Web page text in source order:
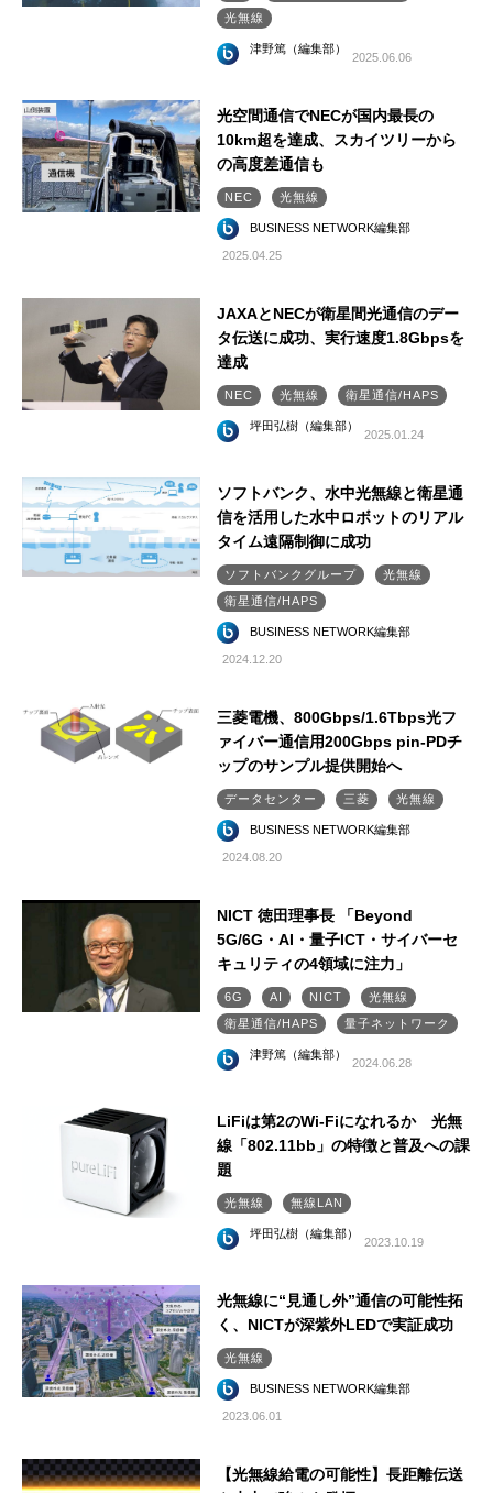
光無線
津野篤（編集部）
2025.06.06
光空間通信でNECが国内最長の
10km超を達成、スカイツリーから
の高度差通信も
NEC 光無線
BUSINESS NETWORK編集部
2025.04.25
JAXAとNECが衛星間光通信のデー
タ伝送に成功、実行速度1.8Gbpsを
達成
NEC 光無線 衛星通信/HAPS
坪田弘樹（編集部）
2025.01.24
ソフトバンク、水中光無線と衛星通
信を活用した水中ロボットのリアル
タイム遠隔制御に成功
ソフトバンクグループ
光無線
衛星通信/HAPS
BUSINESS NETWORK編集部
2024.12.20
三菱電機、800Gbps/1.6Tbps光フ
ァイバー通信用200Gbps pin-PDチ
ップのサンプル提供開始へ
データセンター 三菱 光無線
BUSINESS NETWORK編集部
2024.08.20
NICT 徳田理事長 「Beyond
5G/6G・AI・量子ICT・サイバーセ
キュリティの4領域に注力」
6G AI NICT
光無線
衛星通信/HAPS
量子ネットワーク
津野篤（編集部）
2024.06.28
LiFiは第2のWi-Fiになれるか 光無
線「802.11bb」の特徴と普及への課
題
光無線 無線LAN
坪田弘樹（編集部）
2023.10.19
光無線に“見通し外”通信の可能性拓
く、NICTが深紫外LEDで実証成功
光無線
BUSINESS NETWORK編集部
2023.06.01
【光無線給電の可能性】長距離伝送